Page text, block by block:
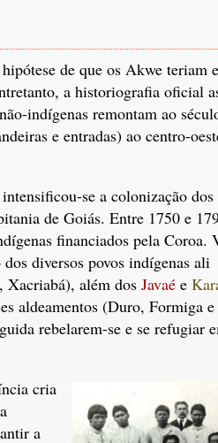
de que os Akwe teriam
a historiografia oficial
indígenas remontam ao
e entradas) ao centro-
se a colonização dos
de Goiás. Entre 1750 e
financiados pela Coroa.
diversos povos indígenas ali
Xacriabá), além dos Javaée
aldeamentos (Duro, Formiga
rebelarem-se e se refugiar
cria
a